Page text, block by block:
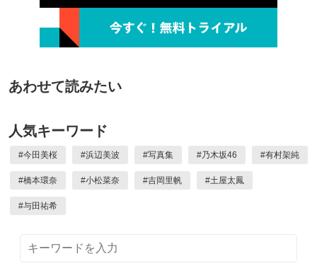
あわせて読みたい
人気キーワード
#今田美桜 #浜辺美波 #写真集 #乃木坂46 #有村架純
#橋本環奈 #小松菜奈 #吉岡里帆 #土屋太鳳
#与田祐希